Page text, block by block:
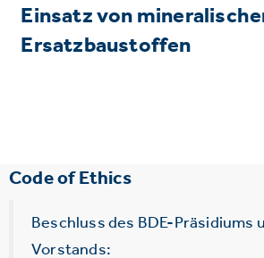
Einsatz von
Ersatzbaustoffen
Code of Ethics
Beschluss des BDE-Präsidiums
Vorstands: